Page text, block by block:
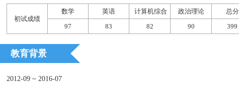
初试成绩
数学 英语 计算机综合 政治理论
总分
97
83 82 90 399
教育背景
2012-09 ~ 2016-07